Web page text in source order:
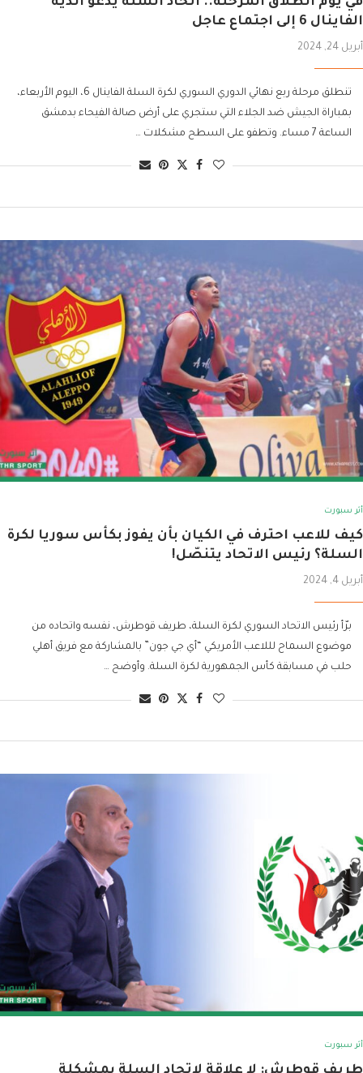
الفاينال 6 إلى اجتماع عاجل
أبريل 24, 2024
تنطلق مرحلة ربع نهائي الدوري السوري لكرة السلة الفاينال 6، اليوم الأربعاء،
بمباراة الجيش ضد الجلاء التي ستجري على أرض صالة الفيحاء بدمشق
الساعة 7 مساء. وتطفو على السطح مشكلات …
أثر سبورت
كيف للاعب احترف في الكيان بأن يفوز بكأس سوريا لكرة
السلة؟ رئيس الاتحاد يتنصّل!
أبريل 4, 2024
برّأ رئيس الاتحاد السوري لكرة السلة، طريف قوطرش، نفسه واتحاده من
موضوع السماح لللاعب الأمريكي “أي جي جون” بالمشاركة مع فريق أهلي
حلب في مسابقة كأس الجمهورية لكرة السلة. وأوضح …
أثر سبورت